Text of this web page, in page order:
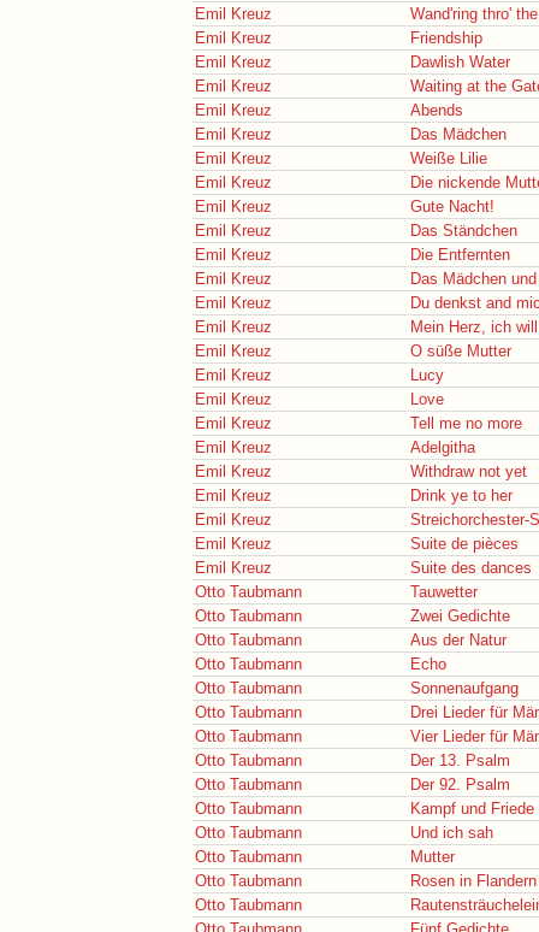
Emil Kreuz
Wand'ring thro'
Emil Kreuz
Friendship
Emil Kreuz
Dawlish Water
Emil Kreuz
Waiting at the
Emil Kreuz
Abends
Emil Kreuz
Das Mädchen
Emil Kreuz
Weiße Lilie
Emil Kreuz
Die nickende
Emil Kreuz
Gute Nacht!
Emil Kreuz
Das Ständchen
Emil Kreuz
Die Entfernten
Emil Kreuz
Das Mädchen
Emil Kreuz
Du denkst and
Emil Kreuz
Mein Herz, ich
Emil Kreuz
O süße Mutter
Emil Kreuz
Lucy
Emil Kreuz
Love
Emil Kreuz
Tell me no more
Emil Kreuz
Adelgitha
Emil Kreuz
Withdraw not yet
Emil Kreuz
Drink ye to her
Emil Kreuz
Streichorchester-
Emil Kreuz
Suite de pièces
Emil Kreuz
Suite des dances
Otto Taubmann
Tauwetter
Otto Taubmann
Zwei Gedichte
Otto Taubmann
Aus der Natur
Otto Taubmann
Echo
Otto Taubmann
Sonnenaufgang
Otto Taubmann
Drei Lieder für
Otto Taubmann
Vier Lieder für
Otto Taubmann
Der 13. Psalm
Otto Taubmann
Der 92. Psalm
Otto Taubmann
Kampf und Friede
Otto Taubmann
Und ich sah
Otto Taubmann
Mutter
Otto Taubmann
Rosen in Flandern
Otto Taubmann